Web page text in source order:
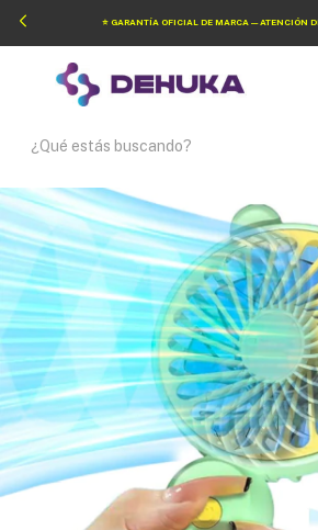
⭐ GARANTÍA OFICIAL DE MARCA — ATENCIÓN